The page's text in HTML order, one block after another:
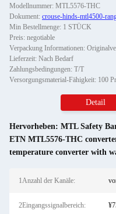
Modellnummer: MTL5576-THC
Dokument: crouse-hinds-mtl4500-
Min Bestellmenge: 1 STÜCK
Preis: negotiable
Verpackung Informationen:
Lieferzeit: Nach Bedarf
Zahlungsbedingungen: T/T
Versorgungsmaterial-Fähigkeit: 100
Detail
Hervorheben: MTL Safety
ETN MTL5576-THC
temperature converter with
1Anzahl der Kanäle:
2Eingangssignalbereich: